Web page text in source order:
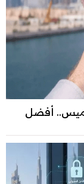
أفضل